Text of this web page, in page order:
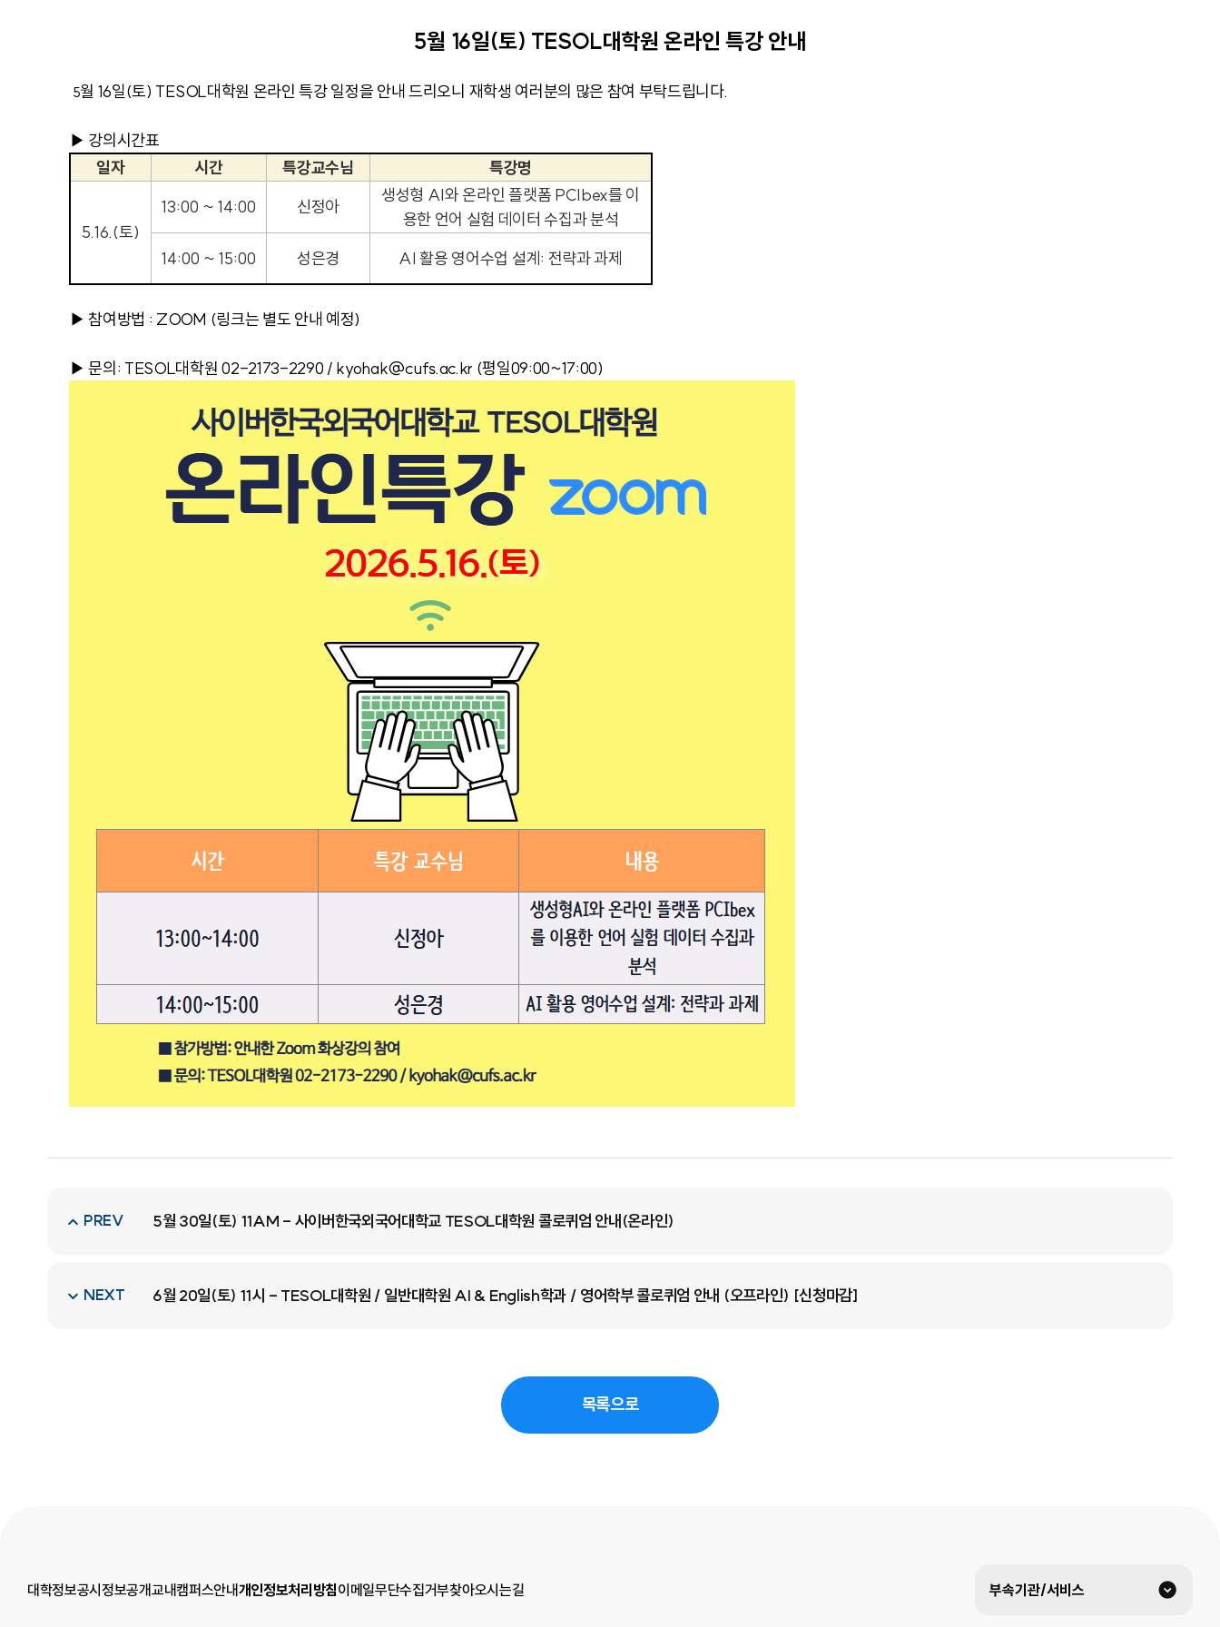
5월 16일(토) TESOL대학원 온라인 특강 안내
5월 16일(토) TESOL대학원 온라인 특강 일정을 안내 드리오니 재학생 여러분의 많은 참여 부탁드립니다.
▶ 강의시간표
일자
시간 특강교수님 특강명
5.16.(토)
13:00 ~ 14:00 신정아
생성형 AI와 온라인 플랫폼 PCIbex를 이
용한 언어 실험 데이터 수집과 분석
14:00 ~ 15:00
성은경 AI 활용 영어수업 설계: 전략과 과제
▶ 참여방법 : ZOOM (링크는 별도 안내 예정)
▶ 문의: TESOL대학원 02-2173-2290 / kyohak@cufs.ac.kr (평일09:00~17:00)
PREV 5월 30일(토) 11AM - 사이버한국외국어대학교 TESOL대학원 콜로퀴엄 안내(온라인)
NEXT 6월 20일(토) 11시 - TESOL대학원 / 일반대학원 AI & English학과 / 영어학부 콜로퀴엄 안내 (오프라인) [신청마감]
목록으로
대학정보공시정보공개교내캠퍼스안내개인정보처리방침이메일무단수집거부찾아오시는길 부속기관/서비스